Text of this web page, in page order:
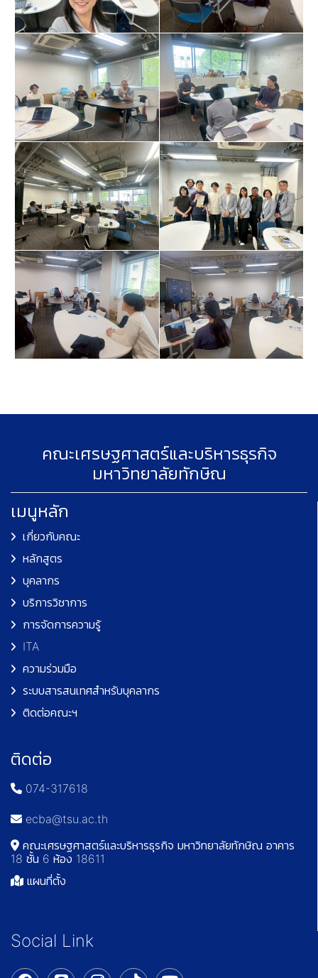
คณะเศรษฐศาสตร์และบริหารธุรกิจ
มหาวิทยาลัยทักษิณ
เมนูหลัก
เกี่ยวกับคณะ
หลักสูตร
บุคลากร
บริการวิชาการ
การจัดการความรู้
ITA
ความร่วมมือ
ระบบสารสนเทศสำหรับบุคลากร
ติดต่อคณะฯ
ติดต่อ
074-317618
ecba@tsu.ac.th
คณะเศรษฐศาสตร์และบริหารธุรกิจ มหาวิทยาลัยทักษิณ อาคาร
18 ชั้น 6 ห้อง 18611
แผนที่ตั้ง
Social Link